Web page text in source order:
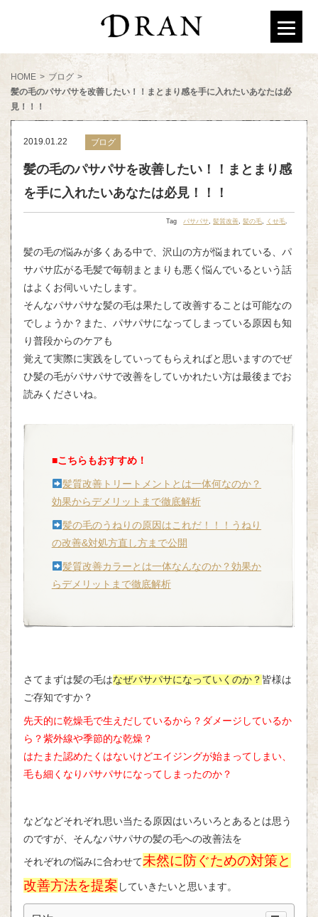
HOME > ブログ >
髪の毛のパサパサを改善したい！！まとまり感を手に入れたいあなたは必
見！！！
2019.01.22 ブログ
髪の毛のパサパサを改善したい！！まとまり感
を手に入れたいあなたは必見！！！
Tag パサパサ ,髪質改善 ,髪の毛 くせ毛
髪の毛の悩みが多くある中で、沢山の方が悩まれている、パ
サパサ広がる毛髪で毎朝まとまりも悪く悩んでいるという話
はよくお伺いいたします。
そんなパサパサな髪の毛は果たして改善することは可能なの
でしょうか？また、パサパサになってしまっている原因も知
り普段からのケアも
覚えて実際に実践をしていってもらえればと思いますのでぜ
ひ髪の毛がパサパサで改善をしていかれたい方は最後までお
読みくださいね。
■こちらもおすすめ！
髪質改善トリートメントとは一体何なのか？
効果からデメリットまで徹底解析
髪の毛のうねりの原因はこれだ！！！うねり
の改善&対処方直し方まで公開
髪質改善カラーとは一体なんなのか？効果か
らデメリットまで徹底解析
さてまずは髪の毛はなぜパサパサになっていくのか？ 皆様は
ご存知ですか？
先天的に乾燥毛で生えだしているから？ダメージしているか
ら？紫外線や季節的な乾燥？
はたまた認めたくはないけどエイジングが始まってしまい、
毛も細くなりパサパサになってしまったのか？
などなどそれぞれ思い当たる原因はいろいろとあるとは思う
のですが、そんなパサパサの髪の毛への改善法を
それぞれの悩みに合わせて未然に防ぐための対策と
改善方法を提案 していきたいと思います。